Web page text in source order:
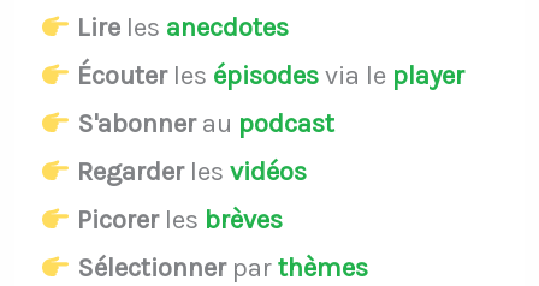
Lireles anecdotes
Écouterles épisodesvia le player
S'abonnerau podcast
Regarderles vidéos
Picorerles brèves
Sélectionnerparthèmes